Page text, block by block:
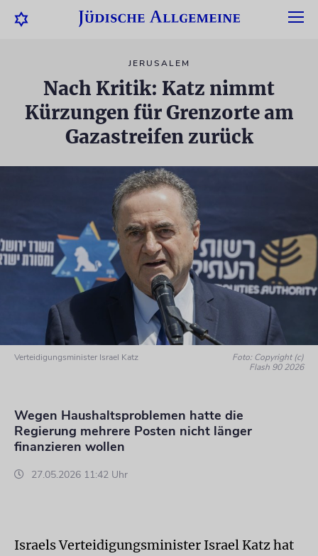
JERUSALEM
Nach Kritik: Katz nimmt
Kürzungen für Grenzorte am
Gazastreifen zurück
Verteidigungsminister Israel Katz
Foto: Copyright (c)
Flash 90 2026
Wegen Haushaltsproblemen hatte die
Regierung mehrere Posten nicht länger
finanzieren wollen
27.05.2026 11:42 Uhr
Israels Verteidigungsminister Israel Katz hat